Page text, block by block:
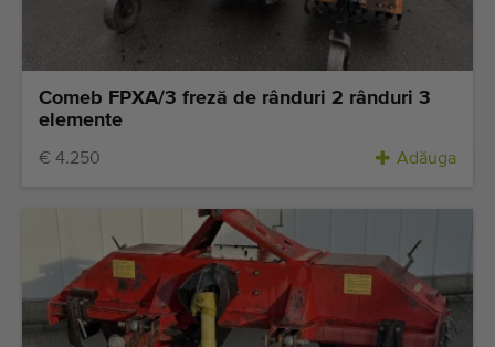
Comeb FPXA/3 freză de rânduri 2 rânduri 3
elemente
€ 4.250 Adăuga